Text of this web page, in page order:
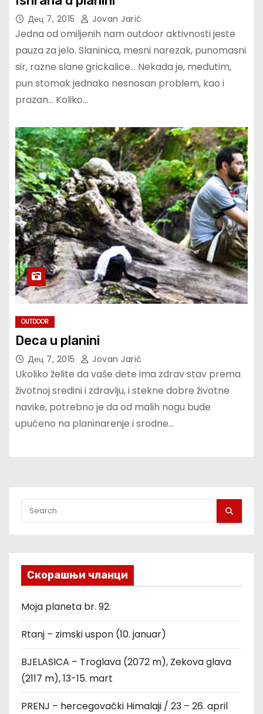
Дец 7, 2015 Jovan Jarić
Jedna od omiljenih nam outdoor aktivnosti jeste
pauza za jelo. Slaninica, mesni narezak, punomasni
sir, razne slane grickalice… Nekada je, međutim,
pun stomak jednako nesnosan problem, kao i
prazan… Koliko…
OUTDOOR
Deca u planini
Дец 7, 2015 Jovan Jarić
Ukoliko želite da vaše dete ima zdrav stav prema
životnoj sredini i zdravlju, i stekne dobre životne
navike, potrebno je da od malih nogu bude
upućeno na planinarenje i srodne…
Скорашњи чланци
Moja planeta br. 92.
Rtanj – zimski uspon (10. januar)
BJELASICA – Troglava (2072 m), Zekova glava
(2117 m), 13-15. mart
PRENJ – hercegovački Himalaji / 23 – 26. april